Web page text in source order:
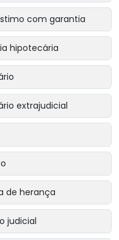
com garantia
hipotecária
extrajudicial
de herança
judicial